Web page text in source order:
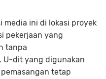
media ini di lokasi proyek
pekerjaan yang
tanpa
U-dit yang digunakan
tetap